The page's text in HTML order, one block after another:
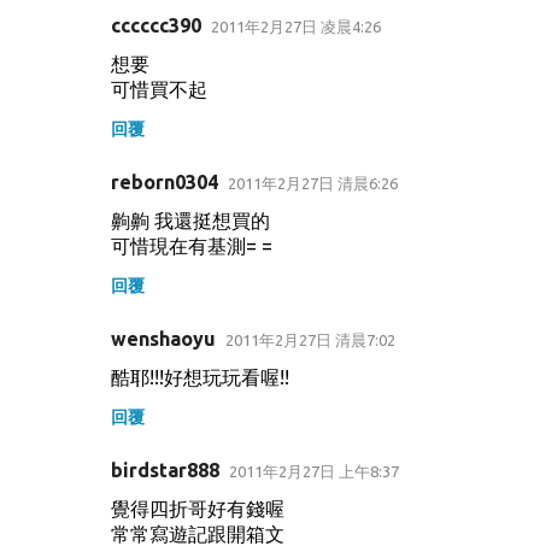
cccccc390 2011年2月27日 凌晨4:26
想要
可惜買不起
回覆
reborn0304 2011年2月27日 清晨6:26
齁齁 我還挺想買的
可惜現在有基測= =
回覆
wenshaoyu 2011年2月27日 清晨7:02
酷耶!!!好想玩玩看喔!!
回覆
birdstar888 2011年2月27日 上午8:37
覺得四折哥好有錢喔
常常寫遊記跟開箱文